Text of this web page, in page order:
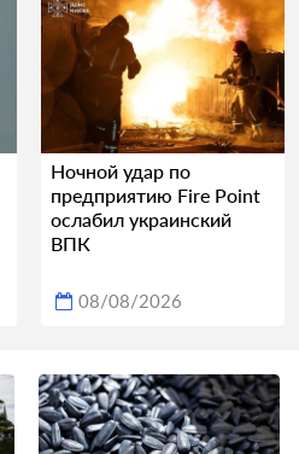
Ночной удар по
предприятию Fire Point
ослабил украинский
ВПК
08/08/2026